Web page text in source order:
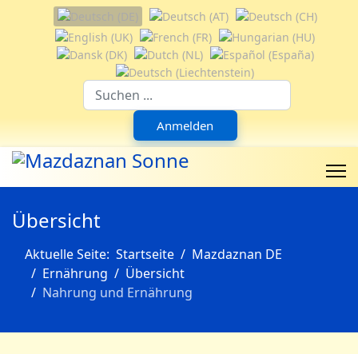
Sprache auswählen
Anmelden
Übersicht
Aktuelle Seite: Startseite
Mazdaznan DE
Ernährung
Übersicht
Nahrung und Ernährung